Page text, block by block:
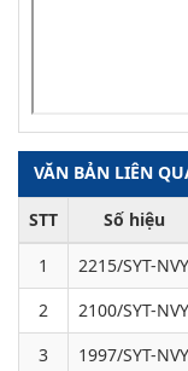
VĂN BẢN LIÊN
STT Số hiệu
1
2215/SYT-NVY
2
2100/SYT-NVY
3
1997/SYT-NVY